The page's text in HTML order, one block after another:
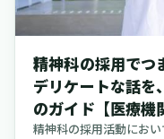
説していきます。難し
ません。「これなら、
います。
精神科の採用でつ
デリケートな話を
のガイド【医療機
精神科の採用活動にお